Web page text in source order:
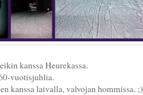
kanssa Heurekassa.
vuotisjuhlia.
kanssa laivalla, valvojan hommissa. ;)